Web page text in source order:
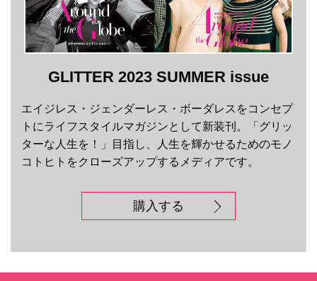
GLITTER 2023 SUMMER issue
エイジレス・ジェンダーレス・ボーダレスをコンセプ
トにライフスタイルマガジンとして新装刊。「グリッ
ターな人生を！」目指し、人生を輝かせるためのモノ
コトヒトをクローズアップするメディアです。
購入する